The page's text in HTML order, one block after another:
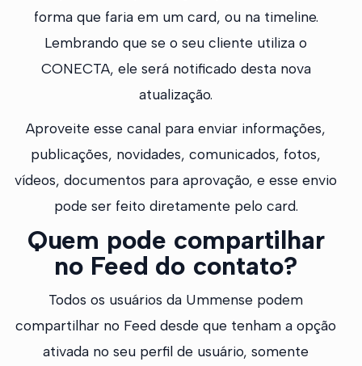
forma que faria em um card, ou na timeline.
Lembrando que se o seu cliente utiliza o
CONECTA, ele será notificado desta nova
atualização.
Aproveite esse canal para enviar informações,
publicações, novidades, comunicados, fotos,
vídeos, documentos para aprovação, e esse envio
pode ser feito diretamente pelo card.
Quem pode compartilhar
no Feed do contato?
Todos os usuários da Ummense podem
compartilhar no Feed desde que tenham a opção
ativada no seu perfil de usuário, somente